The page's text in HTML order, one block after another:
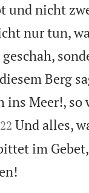
und nicht
nur tun,
Berg
ins Meer!, so


22 Und alles,
im